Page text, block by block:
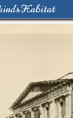
Habitat